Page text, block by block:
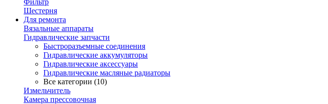
Фильтр
Шестерня
Для ремонта
Вязальные аппараты
Гидравлические запчасти
Быстроразъемные соединения
Гидравлические аккумуляторы
Гидравлические аксессуары
Гидравлические масляные радиаторы
Все категории (10)
Измельчитель
Камера прессовочная